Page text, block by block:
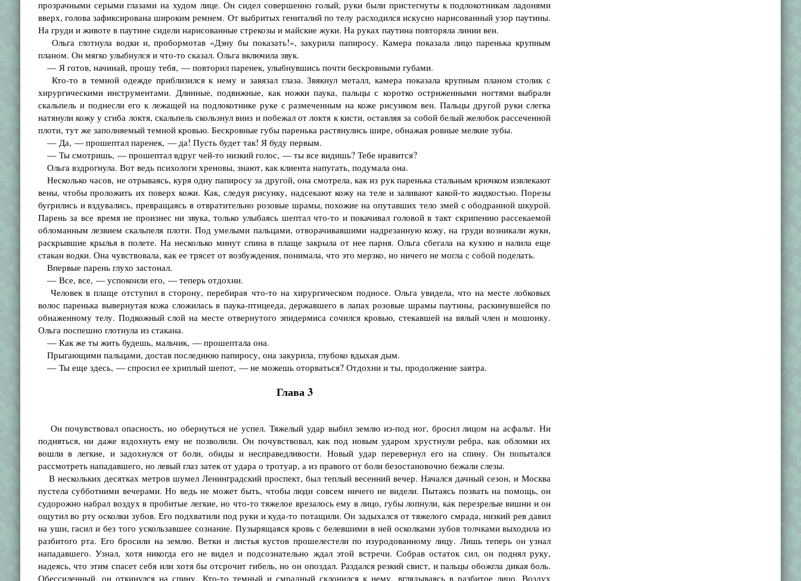
прозрачными серыми глазами на худом лице. Он сидел совершенно голый, руки были пристегнуты к подлокотникам ладонями
вверх, голова зафиксирована широким ремнем. От выбритых гениталий по телу расходился искусно нарисованный узор паутины.
На груди и животе в паутине сидели нарисованные стрекозы и майские жуки. На руках паутина повторяла линии вен.
Ольга глотнула водки и, пробормотав «Дэну бы показать!», закурила папиросу. Камера показала лицо паренька крупным
планом. Он мягко улыбнулся и что-то сказал. Ольга включила звук.
— Я готов, начинай, прошу тебя, — повторил паренек, улыбнувшись почти бескровными губами.
Кто-то в темной одежде приблизился к нему и завязал глаза. Звякнул металл, камера показала крупным планом столик с
хирургическими инструментами. Длинные, подвижные, как ножки паука, пальцы с коротко остриженными ногтями выбрали
скальпель и поднесли его к лежащей на подлокотнике руке с размеченным на коже рисунком вен. Пальцы другой руки слегка
натянули кожу у сгиба локтя, скальпель скользнул вниз и побежал от локтя к кисти, оставляя за собой белый желобок рассеченной
плоти, тут же заполняемый темной кровью. Бескровные губы паренька растянулись шире, обнажая ровные мелкие зубы.
— Да, — прошептал паренек, — да! Пусть будет так! Я буду первым.
— Ты смотришь, — прошептал вдруг чей-то низкий голос, — ты все видишь? Тебе нравится?
Ольга вздрогнула. Вот ведь психологи хреновы, знают, как клиента напугать, подумала она.
Несколько часов, не отрываясь, куря одну папиросу за другой, она смотрела, как из рук паренька стальным крючком извлекают
вены, чтобы проложить их поверх кожи. Как, следуя рисунку, надсекают кожу на теле и заливают какой-то жидкостью. Порезы
бугрились и вздувались, превращаясь в отвратительно розовые шрамы, похожие на опутавших тело змей с ободранной шкурой.
Парень за все время не произнес ни звука, только улыбаясь шептал что-то и покачивал головой в такт скрипению рассекаемой
обломанным лезвием скальпеля плоти. Под умелыми пальцами, отворачивавшими надрезанную кожу, на груди возникали жуки,
раскрывшие крылья в полете. На несколько минут спина в плаще закрыла от нее парня. Ольга сбегала на кухню и налила еще
стакан водки. Она чувствовала, как ее трясет от возбуждения, понимала, что это мерзко, но ничего не могла с собой поделать.
Впервые парень глухо застонал.
— Все, все, — успокоили его, — теперь отдохни.
Человек в плаще отступил в сторону, перебирая что-то на хирургическом подносе. Ольга увидела, что на месте лобковых
волос паренька вывернутая кожа сложилась в паука-птицееда, державшего в лапах розовые шрамы паутины, раскинувшейся по
обнаженному телу. Подкожный слой на месте отвернутого эпидермиса сочился кровью, стекавшей на вялый член и мошонку.
Ольга поспешно глотнула из стакана.
— Как же ты жить будешь, мальчик, — прошептала она.
Прыгающими пальцами, достав последнюю папиросу, она закурила, глубоко вдыхая дым.
— Ты еще здесь, — спросил ее хриплый шепот, — не можешь оторваться? Отдохни и ты, продолжение завтра.
Глава 3
Он почувствовал опасность, но обернуться не успел. Тяжелый удар выбил землю из-под ног, бросил лицом на асфальт. Ни
подняться, ни даже вздохнуть ему не позволили. Он почувствовал, как под новым ударом хрустнули ребра, как обломки их
вошли в легкие, и задохнулся от боли, обиды и несправедливости. Новый удар перевернул его на спину. Он попытался
рассмотреть нападавшего, но левый глаз затек от удара о тротуар, а из правого от боли безостановочно бежали слезы.
В нескольких десятках метров шумел Ленинградский проспект, был теплый весенний вечер. Начался дачный сезон, и Москва
пустела субботними вечерами. Но ведь не может быть, чтобы люди совсем ничего не видели. Пытаясь позвать на помощь, он
судорожно набрал воздух в пробитые легкие, но что-то тяжелое врезалось ему в лицо, губы лопнули, как перезрелые вишни и он
ощутил во рту осколки зубов. Его подхватили под руки и куда-то потащили. Он задыхался от тяжелого смрада, низкий рев давил
на уши, гасил и без того ускользавшее сознание. Пузырящаяся кровь с белевшими в ней осколками зубов толчками выходила из
разбитого рта. Его бросили на землю. Ветки и листья кустов прошелестели по изуродованному лицу. Лишь теперь он узнал
нападавшего. Узнал, хотя никогда его не видел и подсознательно ждал этой встречи. Собрав остаток сил, он поднял руку,
надеясь, что этим спасет себя или хотя бы отсрочит гибель, но он опоздал. Раздался резкий свист, и пальцы обожгла дикая боль.
Обессиленный, он откинулся на спину. Кто-то темный и смрадный склонился к нему, вглядываясь в разбитое лицо. Воздух